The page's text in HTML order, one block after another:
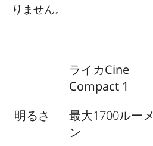
りません。
ライカCine
Compact 1
明るさ
最大1700ルーメ
ン